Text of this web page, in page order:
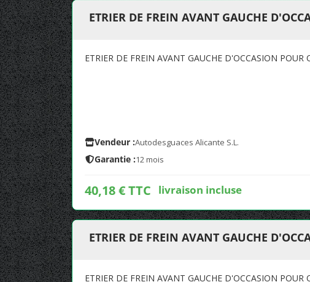
ETRIER DE FREIN AVANT GAUCHE
ETRIER DE FREIN AVANT GAUCHE D'OCCASION POUR
Vendeur :Autodesguaces Alicante S.L.
Garantie :12 mois
40,18 € TTC livraison incluse
ETRIER DE FREIN AVANT GAUCHE
ETRIER DE FREIN AVANT GAUCHE D'OCCASION POUR